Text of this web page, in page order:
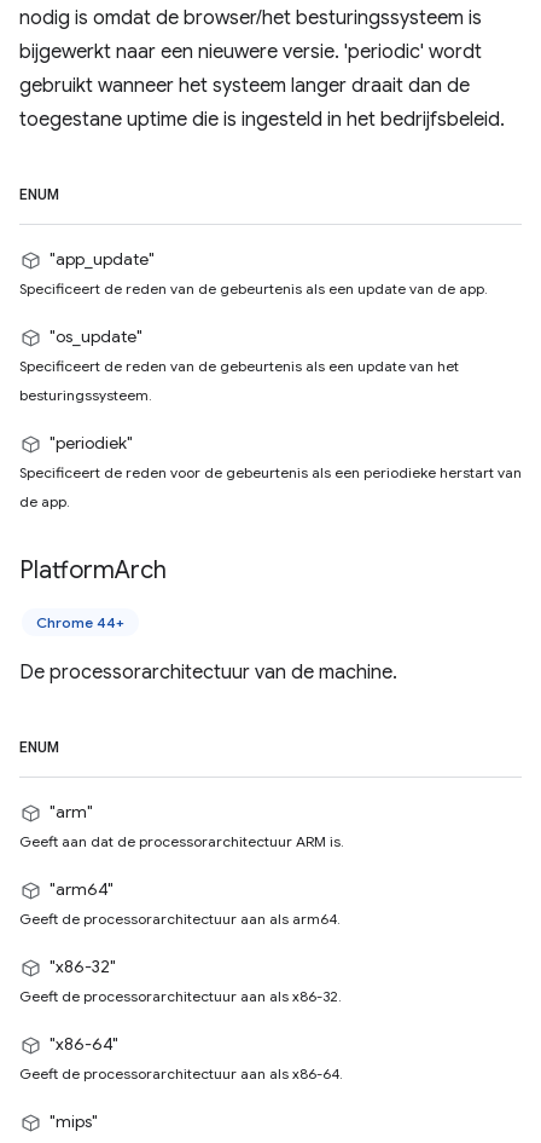
nodig is omdat de browser/het besturingssysteem is
bijgewerkt naar een nieuwere versie. 'periodic' wordt
gebruikt wanneer het systeem langer draait dan de
toegestane uptime die is ingesteld in het bedrijfsbeleid.
ENUM
"app_update"
Specificeert de reden van de gebeurtenis als een update van de app.
"os_update"
Specificeert de reden van de gebeurtenis als een update van het
besturingssysteem.
"periodiek"
Specificeert de reden voor de gebeurtenis als een periodieke herstart van
de app.
PlatformArch
Chrome 44+
De processorarchitectuur van de machine.
ENUM
"arm"
Geeft aan dat de processorarchitectuur ARM is.
"arm64"
Geeft de processorarchitectuur aan als arm64.
"x86-32"
Geeft de processorarchitectuur aan als x86-32.
"x86-64"
Geeft de processorarchitectuur aan als x86-64.
"mips"